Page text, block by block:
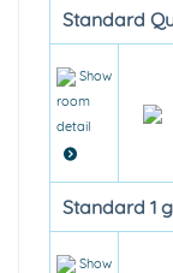
Standard
Show
room
detail
Standard 1
Show